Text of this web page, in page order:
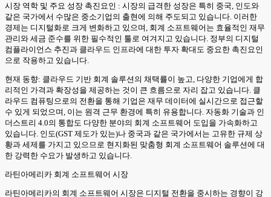
시장 역학 및 주요 성장 촉진요인 : 시장의 급격한 성장은 특히 중국, 인도와
같은 국가에서 수많은 중소기업의 출현에 의해 주도되고 있습니다. 이러한
경제는 디지털화로 크게 변화하고 있으며, 회계 소프트웨어는 효율적인 재무
관리와 세금 준수를 위한 필수적인 툴로 여겨지고 있습니다. 정부의 디지털
컴플라이언스 추진과 클라우드 인프라에 대한 투자 확대도 중요한 촉진요인
으로 작용하고 있습니다.
현재 동향: 클라우드 기반 회계 솔루션의 채택률이 높고, 다양한 기업에게 합
리적인 가격과 확장성을 제공하는 것이 큰 흐름으로 자리 잡고 있습니다. 클
라우드 컴퓨팅으로의 전환을 통해 기업은 재무 데이터에 실시간으로 접근할
수 있게 되었으며, 이는 원격 근무 환경에 특히 유용합니다. 자동화 기술과 인
더스트리 4.0의 통합도 다양한 분야의 회계 소프트웨어 도입을 가속화하고
있습니다. 인도(GST 제도가 있는)나 중국과 같은 국가에서는 고유한 규제 상
황과 세제를 가지고 있으므로 현지화된 맞춤형 회계 소프트웨어 솔루션에 대
한 강력한 수요가 발생하고 있습니다.
라틴아메리카 회계 소프트웨어 시장
라틴아메리카의 회계 소프트웨어 시장은 디지털 전환을 중시하는 경향이 강